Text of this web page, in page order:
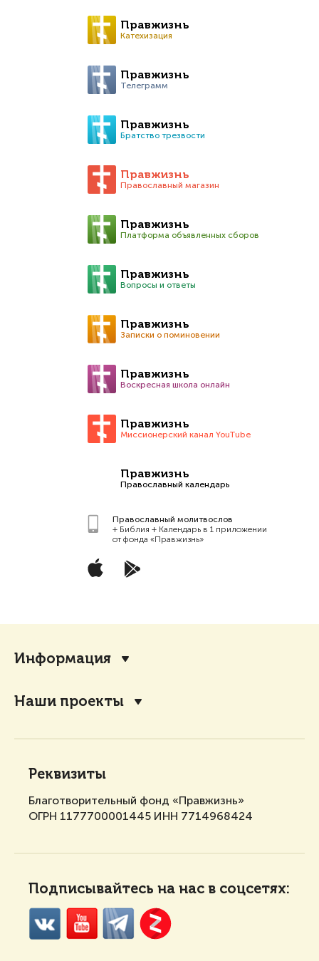
Правжизнь
Катехизация
Правжизнь
Телеграмм
Правжизнь
Братство трезвости
Правжизнь
Православный магазин
Правжизнь
Платформа объявленных сборов
Правжизнь
Вопросы и ответы
Правжизнь
Записки о поминовении
Правжизнь
Воскресная школа онлайн
Правжизнь
Миссионерский канал YouTube
Правжизнь
Православный календарь
Православный молитвослов
+ Библия + Календарь в 1 приложении
от фонда «Правжизнь»
Информация
Наши проекты
Реквизиты
Благотворительный фонд «Правжизнь»
ОГРН 1177700001445 ИНН 7714968424
Подписывайтесь на нас в соцсетях: